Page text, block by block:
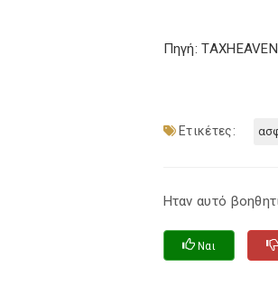
Πηγή: TAXHEAVEN
Ετικέτες:
Ηταν αυτό
Ναι